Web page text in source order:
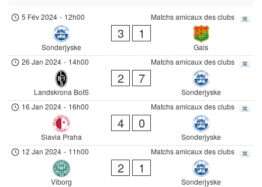
Matchs amicaux des clubs
5 Fév 2024 - 12h00
Sonderjyske
3 1
Gais
Matchs amicaux des clubs
26 Jan 2024 - 14h00
Landskrona BoIS
2 7
Sonderjyske
Matchs amicaux des clubs
16 Jan 2024 - 16h00
Slavia Praha
4 0
Sonderjyske
Matchs amicaux des clubs
12 Jan 2024 - 11h00
Viborg
2 1
Sonderjyske